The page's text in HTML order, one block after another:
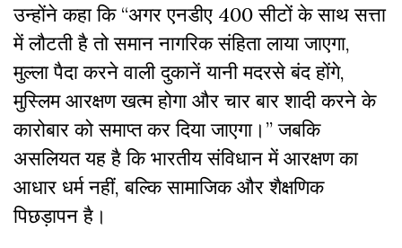
उन्होंने कहा कि “अगर एनडीए 400 सीटों के साथ सत्ता
में लौटती है तो समान नागरिक संहिता लाया जाएगा,
मुल्ला पैदा करने वाली दुकानें यानी मदरसे बंद होंगे,
मुस्लिम आरक्षण खत्म होगा और चार बार शादी करने के
कारोबार को समाप्त कर दिया जाएगा।” जबकि
असलियत यह है कि भारतीय संविधान में आरक्षण का
आधार धर्म नहीं, बल्कि सामाजिक और शैक्षणिक
पिछड़ापन है।